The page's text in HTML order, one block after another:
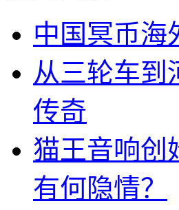
中国冥币海
从三轮车到
传奇
猫王音响创
有何隐情？